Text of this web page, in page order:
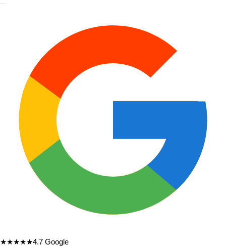
★★★★★4.7 Google